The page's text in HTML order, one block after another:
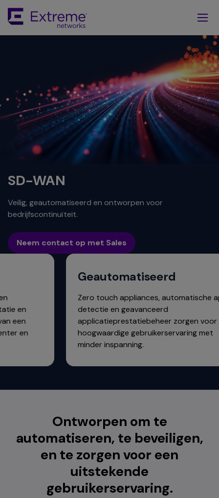
Main
Content
SD-WAN
Veilig, geautomatiseerd en ontworpen voor
bedrijfscontinuïteit.
Neem contact op met Sales
en
een
en
Geautomatiseerd
Zero touch appliances, automatische
detectie en geavanceerd
applicatieprestatiebeheer zorgen voor
hoogwaardige gebruikerservaring met
minder inspanning.
Ontworpen om te
automatiseren, te beveiligen,
en te zorgen voor een
uitstekende
gebruikerservaring.